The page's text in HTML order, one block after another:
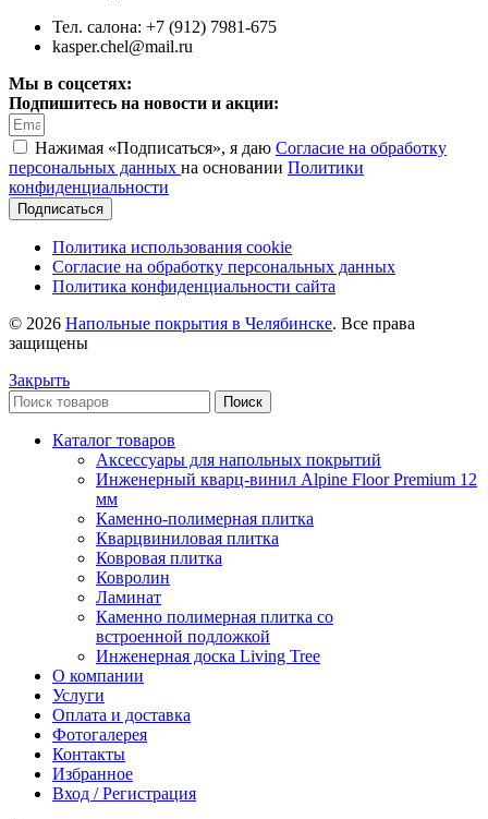
Тел. салона: +7 (912) 7981-675
kasper.chel@mail.ru
Мы в соцсетях:
Подпишитесь на новости и акции:
Нажимая «Подписаться», я даю Согласие на обработку
персональных данных на основании Политики
конфиденциальности
Подписаться
Политика использования cookie
Согласие на обработку персональных данных
Политика конфиденциальности сайта
© 2026 Напольные покрытия в Челябинске. Все права
защищены
Закрыть
Поиск
Каталог товаров
Аксессуары для напольных покрытий
Инженерный кварц-винил Alpine Floor Premium 12
мм
Каменно-полимерная плитка
Кварцвиниловая плитка
Ковровая плитка
Ковролин
Ламинат
Каменно полимерная плитка со
встроенной подложкой
Инженерная доска Living Tree
О компании
Услуги
Оплата и доставка
Фотогалерея
Контакты
Избранное
Вход / Регистрация